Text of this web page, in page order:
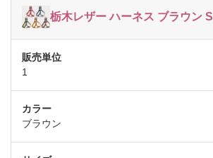
栃木レザー ハーネス ブラウン S
1
ブラウン